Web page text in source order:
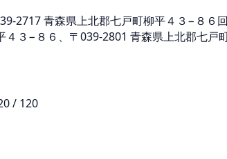
2717 青森県上北郡七戸町柳平４３−８
３−８６、〒039-2801 青森県上北郡七
/ 120